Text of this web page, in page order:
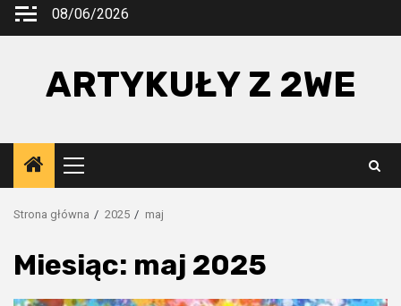
Przejdź
08/06/2026
ARTYKUŁY Z 2WE
Menu
główne
Strona główna 2025 maj
Miesiąc: maj 2025